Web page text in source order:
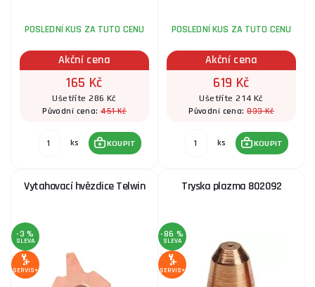
POSLEDNÍ KUS ZA TUTO CENU
Akční cena
165 Kč
Ušetříte 286 Kč
Původní cena:451 Kč
ks KOUPIT
POSLEDNÍ KUS ZA TUTO CENU
Akční cena
619 Kč
Ušetříte 214 Kč
Původní cena:833 Kč
ks KOUPIT
Vytahovací hvězdice Telwin
-3 %
SLEVA
SERVIS+
Tryska plazma 802092
-86 %
SLEVA
SERVIS+